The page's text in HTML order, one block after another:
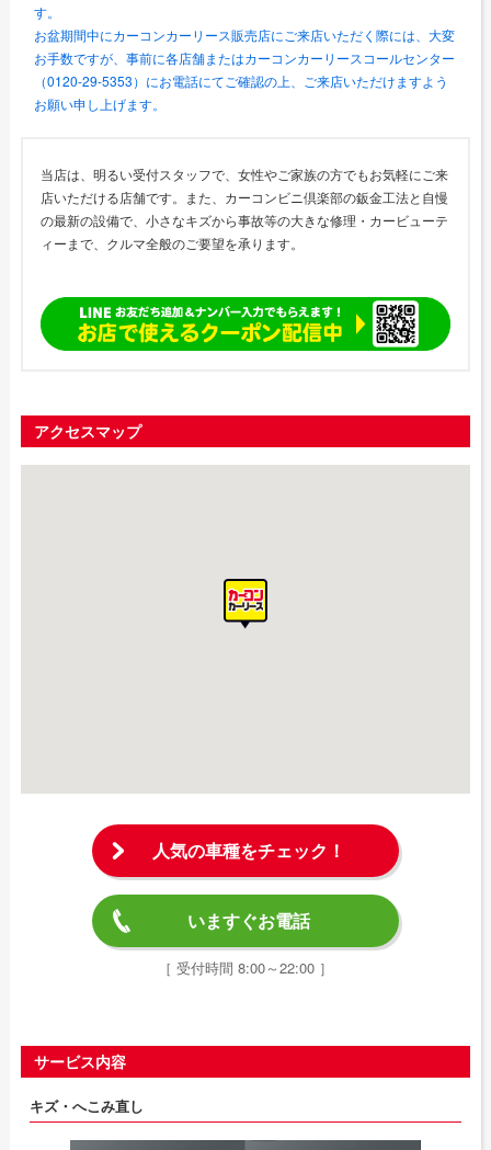
す。
お盆期間中にカーコンカーリース販売店にご来店いただく際には、大変
お手数ですが、事前に各店舗またはカーコンカーリースコールセンター
（0120-29-5353）にお電話にてご確認の上、ご来店いただけますよう
お願い申し上げます。
当店は、明るい受付スタッフで、女性やご家族の方でもお気軽にご来
店いただける店舗です。また、カーコンビニ倶楽部の鈑金工法と自慢
の最新の設備で、小さなキズから事故等の大きな修理・カービューテ
ィーまで、クルマ全般のご要望を承ります。
アクセスマップ
人気の車種をチェック！
いますぐお電話
［ 受付時間 8:00～22:00 ］
サービス内容
キズ・へこみ直し